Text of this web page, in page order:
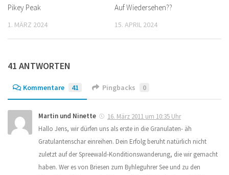
Pikey Peak
1. MÄRZ 2024
Auf Wiedersehen??
15. APRIL 2024
41 ANTWORTEN
Kommentare 41 Pingbacks 0
Martin und Ninette
16. März 2011 um 10:35 Uhr
Hallo Jens, wir dürfen uns als erste in die Granulaten- äh
Gratulantenschar einreihen. Dein Erfolg beruht natürlich nicht
zuletzt auf der Spreewald-Konditionswanderung, die wir gemacht
haben. Wer es von Briesen zum Byhleguhrer See und zu den